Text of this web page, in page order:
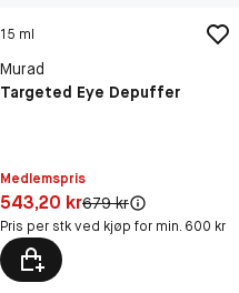
15 ml
Murad
Targeted Eye Depuffer
Medlemspris
Pris: 543,20 kr
543,20 krOriginal pris:
679 kr
Pris per stk ved kjøp for min. 600 kr